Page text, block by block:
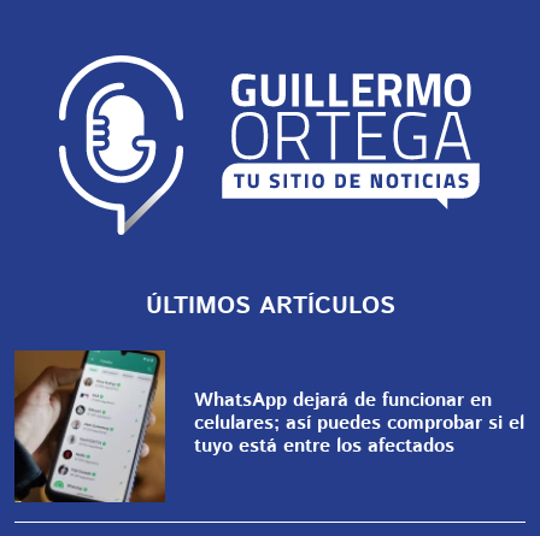
ÚLTIMOS ARTÍCULOS
WhatsApp dejará de funcionar en
celulares; así puedes comprobar si el
tuyo está entre los afectados